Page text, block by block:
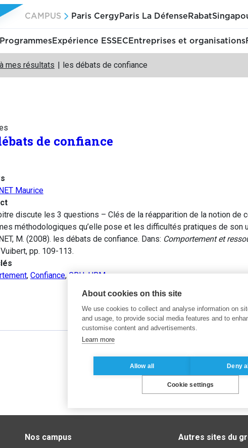
CAMPUS Paris Cergy Paris La Défense Rabat
ProgrammesExpérience ESSEC Entreprises et organisations
mes résultats les débats de confiance
de confiance
Maurice
discute les 3 questions – Clés de la réapparition de la notion de
méthodologiques qu’elle pose et les difficultés pratiques de son
M. (2008). les débats de confiance. Dans: Comportement et
pp. 109-113.
, Confiance, GRH,HRM
Nos campus Autres sites du
About cookies on this site
We use cookies to collect and analyse information on
and usage, to provide social media features and to
customise content and advertisements.
Learn more
Allow all Deny
Cookie settings